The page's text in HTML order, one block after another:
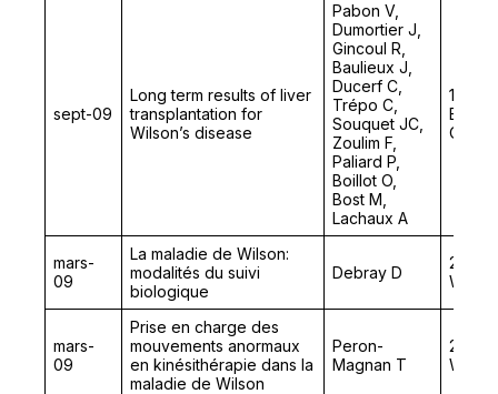
sept-09
Long term results of liver
transplantation for
Wilson’s disease
Pabon V,
Dumortier J,
Gincoul R,
Baulieux J,
Ducerf C,
Trépo C,
Souquet JC,
Zoulim F,
Paliard P,
Boillot O,
Bost M,
Lachaux A
14th
mars-
09
La maladie de Wilson:
modalités du suivi
biologique
Debray D
2nd
Wilson
mars-
09
Prise en charge des
mouvements anormaux
en kinésithérapie dans la
maladie de Wilson
Peron-
Magnan T
2nd
Wilson